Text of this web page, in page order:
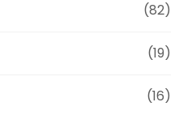
(82)
(19)
(16)